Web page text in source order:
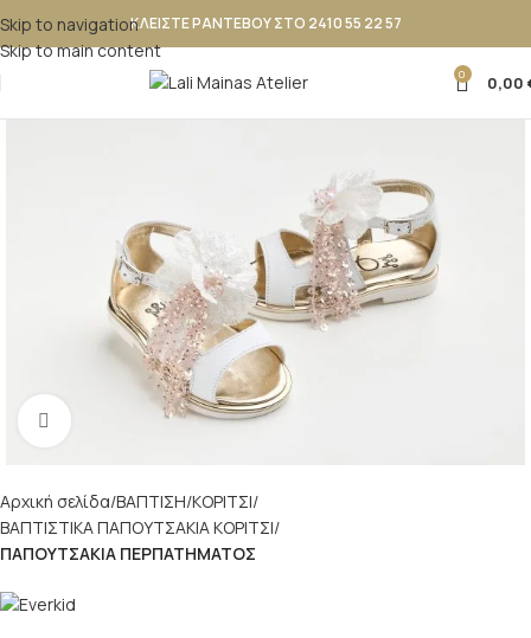
Skip to navigation
Skip to main content
ΚΛΕΙΣΤΕ ΡΑΝΤΕΒΟΥ ΣΤΟ 2410 55 22 57
0 0,00
Κλικ για μεγέθυνση
Αρχική σελίδα ΒΑΠΤΙΣΗ ΚΟΡΙΤΣΙ
ΒΑΠΤΙΣΤΙΚΑ ΠΑΠΟΥΤΣΑΚΙΑ ΚΟΡΙΤΣΙ
ΠΑΠΟΥΤΣΑΚΙΑ ΠΕΡΠΑΤΗΜΑΤΟΣ